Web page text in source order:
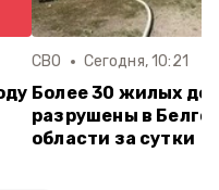
СВО Сегодня, 10:21
Более 30 жилых
разрушены в
области за сутки